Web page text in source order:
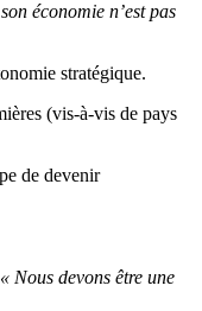
économie n’est pas
stratégique.
(vis-à-vis de pays
de devenir
« Nous devons être une